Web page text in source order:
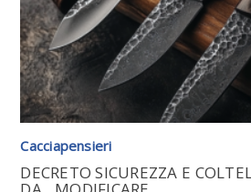
Cacciapensieri
DECRETO SICUREZZA E